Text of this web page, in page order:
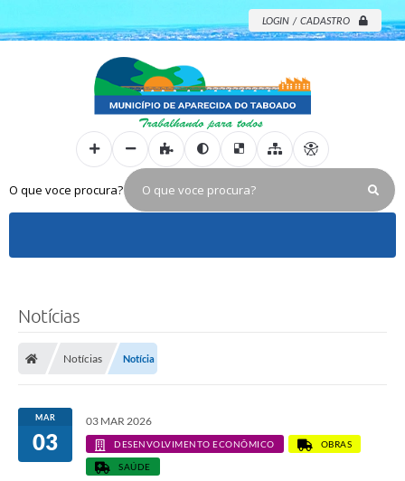
LOGIN / CADASTRO
O que voce procura?
Notícias
Notícias Notícia
MAR
03
03 MAR 2026
DESENVOLVIMENTO ECONÔMICO OBRAS
SAÚDE